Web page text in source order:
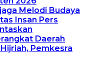
Melodi Budaya
Insan Pers
Daerah
Pemkesra